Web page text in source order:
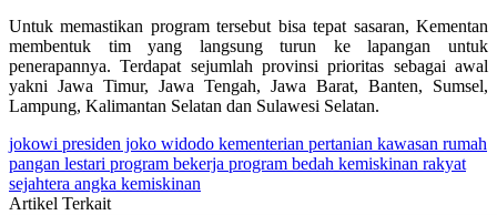
Untuk memastikan program tersebut bisa tepat sasaran, Kementan
membentuk tim yang langsung turun ke lapangan untuk
penerapannya. Terdapat sejumlah provinsi prioritas sebagai awal
yakni Jawa Timur, Jawa Tengah, Jawa Barat, Banten, Sumsel,
Lampung, Kalimantan Selatan dan Sulawesi Selatan.
jokowi presiden joko widodo kementerian pertanian kawasan rumah
pangan lestari program bekerja program bedah kemiskinan rakyat
sejahtera angka kemiskinan
Artikel Terkait